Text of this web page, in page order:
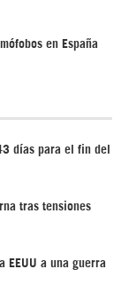
en España
días para el fin del
tras tensiones
EEUU a una guerra